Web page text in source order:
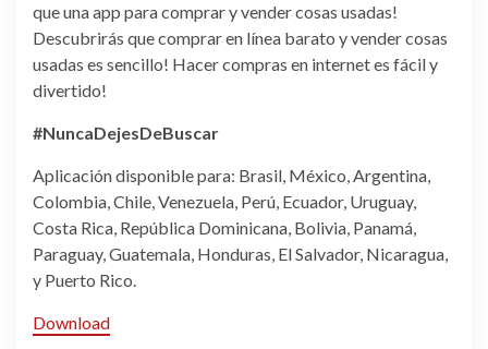
que una app para comprar y vender cosas usadas!
Descubrirás que comprar en línea barato y vender cosas
usadas es sencillo! Hacer compras en internet es fácil y
divertido!
#NuncaDejesDeBuscar
Aplicación disponible para: Brasil, México, Argentina,
Colombia, Chile, Venezuela, Perú, Ecuador, Uruguay,
Costa Rica, República Dominicana, Bolivia, Panamá,
Paraguay, Guatemala, Honduras, El Salvador, Nicaragua,
y Puerto Rico.
Download